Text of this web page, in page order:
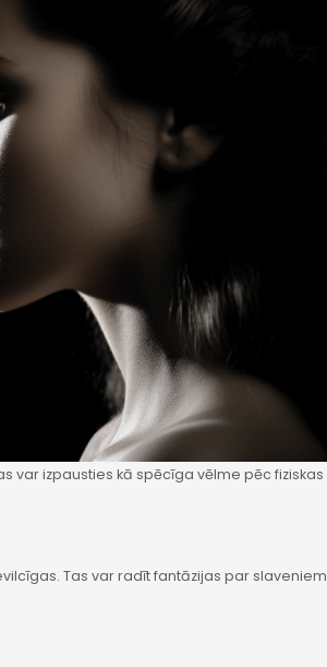
var izpausties kā spēcīga vēlme pēc fiziskas
Tas var radīt fantāzijas par slaveniem